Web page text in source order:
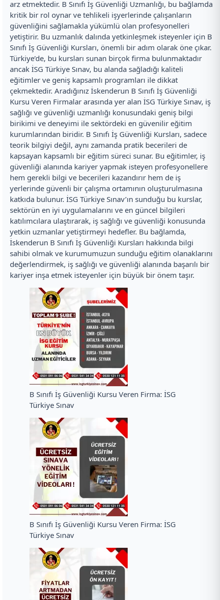
arz etmektedir. B Sınıfı İş Güvenliği Uzmanlığı, bu bağlamda
kritik bir rol oynar ve tehlikeli işyerlerinde çalışanların
güvenliğini sağlamakla yükümlü olan profesyonelleri
yetiştirir. Bu uzmanlık dalında yetkinleşmek isteyenler için B
Sınıfı İş Güvenliği Kursları, önemli bir adım olarak öne çıkar.
Türkiye’de, bu kursları sunan birçok firma bulunmaktadır
ancak İSG Türkiye Sınav, bu alanda sağladığı kaliteli
eğitimler ve geniş kapsamlı programları ile dikkat
çekmektedir. Aradığınız İskenderun B Sınıfı İş Güvenliği
Kursu Veren Firmalar arasında yer alan İSG Türkiye Sınav, iş
sağlığı ve güvenliği uzmanlığı konusundaki geniş bilgi
birikimi ve deneyimi ile sektördeki en güvenilir eğitim
kurumlarından biridir. B Sınıfı İş Güvenliği Kursları, sadece
teorik bilgiyi değil, aynı zamanda pratik becerileri de
kapsayan kapsamlı bir eğitim süreci sunar. Bu eğitimler, iş
güvenliği alanında kariyer yapmak isteyen profesyonellere
hem gerekli bilgi ve becerileri kazandırır hem de iş
yerlerinde güvenli bir çalışma ortamının oluşturulmasına
katkıda bulunur. İSG Türkiye Sınav’ın sunduğu bu kurslar,
sektörün en iyi uygulamalarını ve en güncel bilgileri
katılımcılara ulaştırarak, iş sağlığı ve güvenliği konusunda
yetkin uzmanlar yetiştirmeyi hedefler. Bu bağlamda,
İskenderun B Sınıfı İş Güvenliği Kursları hakkında bilgi
sahibi olmak ve kurumumuzun sunduğu eğitim olanaklarını
değerlendirmek, iş sağlığı ve güvenliği alanında başarılı bir
kariyer inşa etmek isteyenler için büyük bir önem taşır.
B Sınıfı İş Güvenliği Kursu Veren Firma: İSG
Türkiye Sınav
B Sınıfı İş Güvenliği Kursu Veren Firma: İSG
Türkiye Sınav